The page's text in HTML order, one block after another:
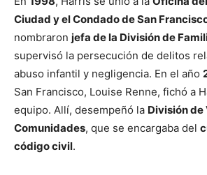
Ciudad y el Condado de San
nombraron jefa de la División de
supervisó la persecución de delitos
abuso infantil y negligencia. En el año
San Francisco, Louise Renne, fichó a
equipo. Allí, desempeñó la División
Comunidades, que se encargaba del
código civil.